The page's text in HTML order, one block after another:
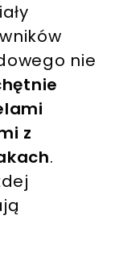
nie
z
.